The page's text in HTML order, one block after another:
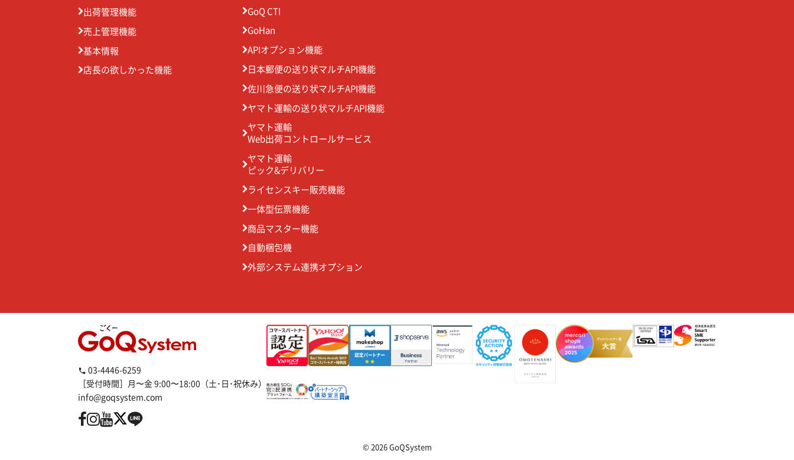
出荷管理機能
売上管理機能
基本情報
店長の欲しかった機能
GoQ CTI
GoHan
APIオプション機能
日本郵便の送り状マルチAPI機能
佐川急便の送り状マルチAPI機能
ヤマト運輸の送り状マルチAPI機能
ヤマト運輸
Web出荷コントロールサービス
ヤマト運輸
ピック&デリバリー
ライセンスキー販売機能
一体型伝票機能
商品マスター機能
自動梱包機
外部システム連携オプション
03-4446-6259
［受付時間］月〜金 9:00〜18:00（土･日･祝休み）
info@goqsystem.com
© 2026 GoQSystem